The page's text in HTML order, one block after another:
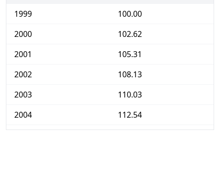
1999
100.00
2000
102.62
2001
105.31
2002
108.13
2003
110.03
2004
112.54